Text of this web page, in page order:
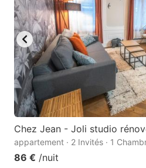
Chez Jean - Joli studio
appartement · 2 Invités · 1
86 € /nuit